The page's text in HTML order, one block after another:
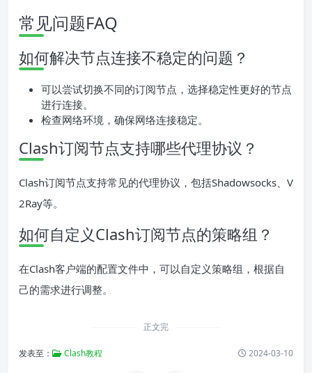
常见问题FAQ
如何解决节点连接不稳定的问题？
可以尝试切换不同的订阅节点，选择稳定性更好的节点
进行连接。
检查网络环境，确保网络连接稳定。
Clash订阅节点支持哪些代理协议？
Clash订阅节点支持常见的代理协议，包括Shadowsocks、V
2Ray等。
如何自定义Clash订阅节点的策略组？
在Clash客户端的配置文件中，可以自定义策略组，根据自
己的需求进行调整。
正文完
发表至： Clash教程 2024-03-10